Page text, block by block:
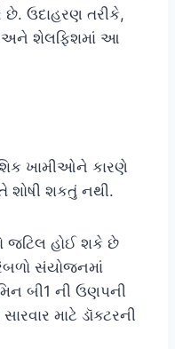
છે. ઉદાહરણ તરીકે,
અને શેલફિશમાં આ
ખામીઓને કારણે
શોષી શકતું નથી.
જટિલ હોઈ શકે છે
સંયોજનમાં
બી1 ની ઉણપની
માટે ડૉક્ટરની